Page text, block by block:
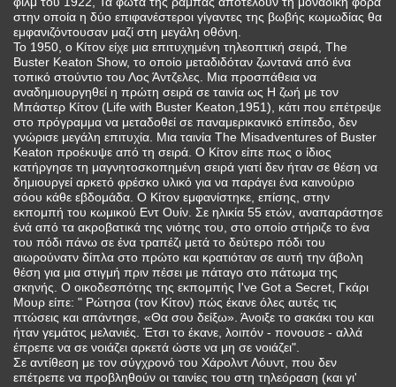
στην οποία η δύο επιφανέστεροι γίγαντες της βωβής κωμωδίας θα
εμφανιζόντουσαν μαζί στη μεγάλη οθόνη.
Το 1950, ο Κίτον είχε μια επιτυχημένη τηλεοπτική σειρά, The
Buster Keaton Show, το οποίο μεταδιδόταν ζωντανά από ένα
τοπικό στούντιο του Λος Άντζελες. Μια προσπάθεια να
αναδημιουργηθεί η πρώτη σειρά σε ταινία ως Η ζωή με τον
Μπάστερ Κίτον (Life with Buster Keaton,1951), κάτι που επέτρεψε
στο πρόγραμμα να μεταδοθεί σε παναμερικανικό επίπεδο, δεν
γνώρισε μεγάλη επιτυχία. Μια ταινία The Misadventures of Buster
Keaton προέκυψε από τη σειρά. Ο Κίτον είπε πως ο ίδιος
κατήργησε τη μαγνητοσκοπημένη σειρά γιατί δεν ήταν σε θέση να
δημιουργεί αρκετό φρέσκο υλικό για να παράγει ένα καινούριο
σόου κάθε εβδομάδα. Ο Κίτον εμφανίστηκε, επίσης, στην
εκπομπή του κωμικού Εντ Ουίν. Σε ηλικία 55 ετών, αναπαράστησε
ένά από τα ακροβατικά της νιότης του, στο οποίο στήριζε το ένα
του πόδι πάνω σε ένα τραπέζι μετά το δεύτερο πόδι του
αιωρούνατν δίπλα στο πρώτο και κρατιόταν σε αυτή την άβολη
θέση για μια στιγμή πριν πέσει με πάταγο στο πάτωμα της
σκηνής. Ο οικοδεσπότης της εκπομπής I've Got a Secret, Γκάρι
Μουρ είπε: " Ρώτησα (τον Κίτον) πώς έκανε όλες αυτές τις
πτώσεις και απάντησε, «Θα σου δείξω». Άνοιξε το σακάκι του και
ήταν γεμάτος μελανιές. Έτσι το έκανε, λοιπόν - πονουσε - αλλά
έπρεπε να σε νοιάζει αρκετά ώστε να μη σε νοιάζει".
Σε αντίθεση με τον σύγχρονό του Χάρολντ Λόυντ, που δεν
επέτρεπε να προβληθούν οι ταινίες του στη τηλεόραση (και γι'